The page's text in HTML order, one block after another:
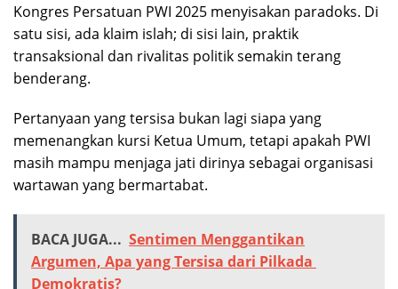
Kongres Persatuan PWI 2025 menyisakan paradoks. Di
satu sisi, ada klaim islah; di sisi lain, praktik
transaksional dan rivalitas politik semakin terang
benderang.
Pertanyaan yang tersisa bukan lagi siapa yang
memenangkan kursi Ketua Umum, tetapi apakah PWI
masih mampu menjaga jati dirinya sebagai organisasi
wartawan yang bermartabat.
BACA JUGA... Sentimen Menggantikan
Argumen, Apa yang Tersisa dari Pilkada
Demokratis?